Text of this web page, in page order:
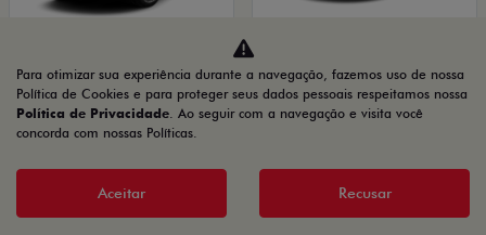
GRANDE CHANCE FIAT
CNPJ E
MICROEMPRESÁRIOS
OPORTUNIDADE
CNPJ E
MICROEMPRESÁRIOS
Para otimizar sua experiência durante a navegação, fazemos uso de nossa
Política de Cookies e para proteger seus dados pessoais respeitamos nossa
Política de Privacidade. Ao seguir com a navegação e visita você
concorda com nossas Políticas.
Aceitar Recusar